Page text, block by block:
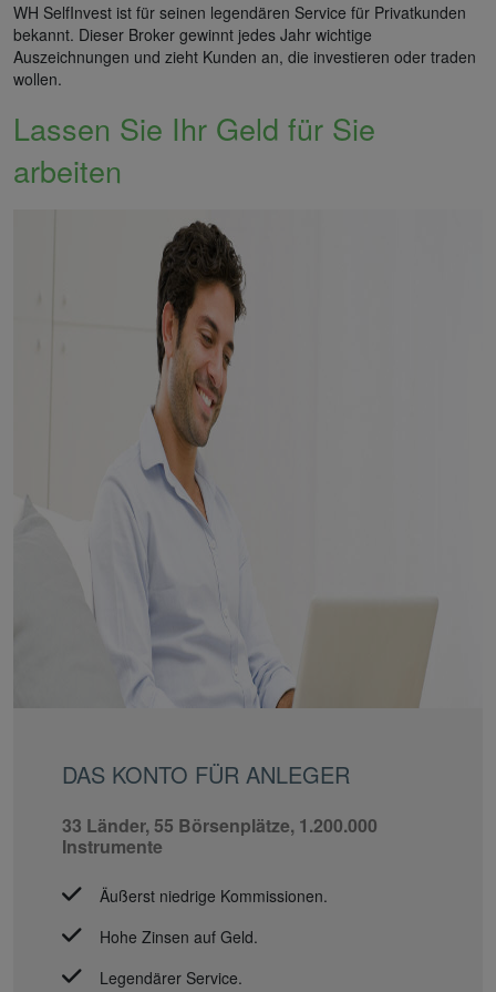
WH SelfInvest ist für seinen legendären Service für Privatkunden
bekannt. Dieser Broker gewinnt jedes Jahr wichtige
Auszeichnungen und zieht Kunden an, die investieren oder traden
wollen.
Lassen Sie Ihr Geld für Sie
arbeiten
DAS KONTO FÜR ANLEGER
33 Länder, 55 Börsenplätze, 1.200.000
Instrumente
Äußerst niedrige Kommissionen.
Hohe Zinsen auf Geld.
Legendärer Service.